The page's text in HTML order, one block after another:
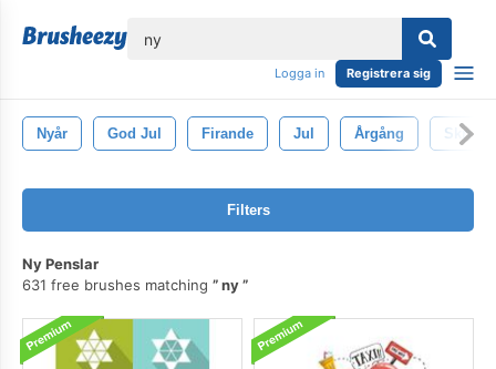
Logga in Registrera sig
Nyår God Jul Firande Jul Årgång Skriva
Filters
Ny Penslar
631 free brushes matching
ny